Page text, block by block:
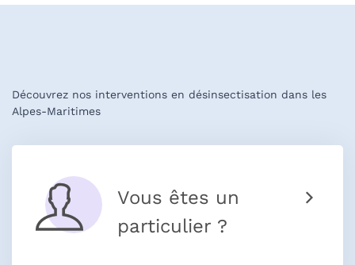
Découvrez nos interventions en désinsectisation dans les
Alpes-Maritimes
Vous êtes un
particulier ?